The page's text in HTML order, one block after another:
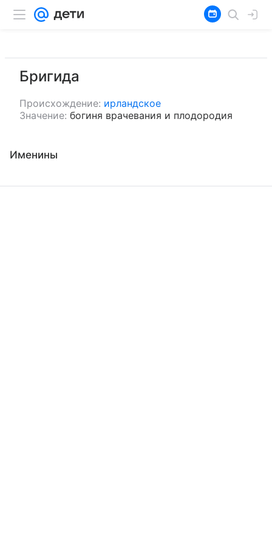
Бригида
Происхождение: ирландское
Значение: богиня врачевания и плодородия
Именины